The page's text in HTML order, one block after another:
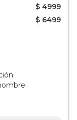
$ 4999
$ 6499